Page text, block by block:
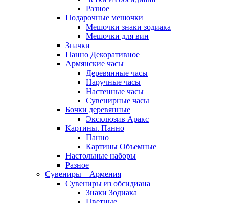
Разное
Подарочные мешочки
Мешочки знаки зодиака
Мешочки для вин
Значки
Панно Декоративное
Армянские часы
Деревянные часы
Наручные часы
Настенные часы
Сувенирные часы
Бочки деревянные
Эксклюзив Аракс
Картины. Панно
Панно
Картины Объемные
Настольные наборы
Разное
Сувениры – Армения
Сувениры из обсидиана
Знаки Зодиака